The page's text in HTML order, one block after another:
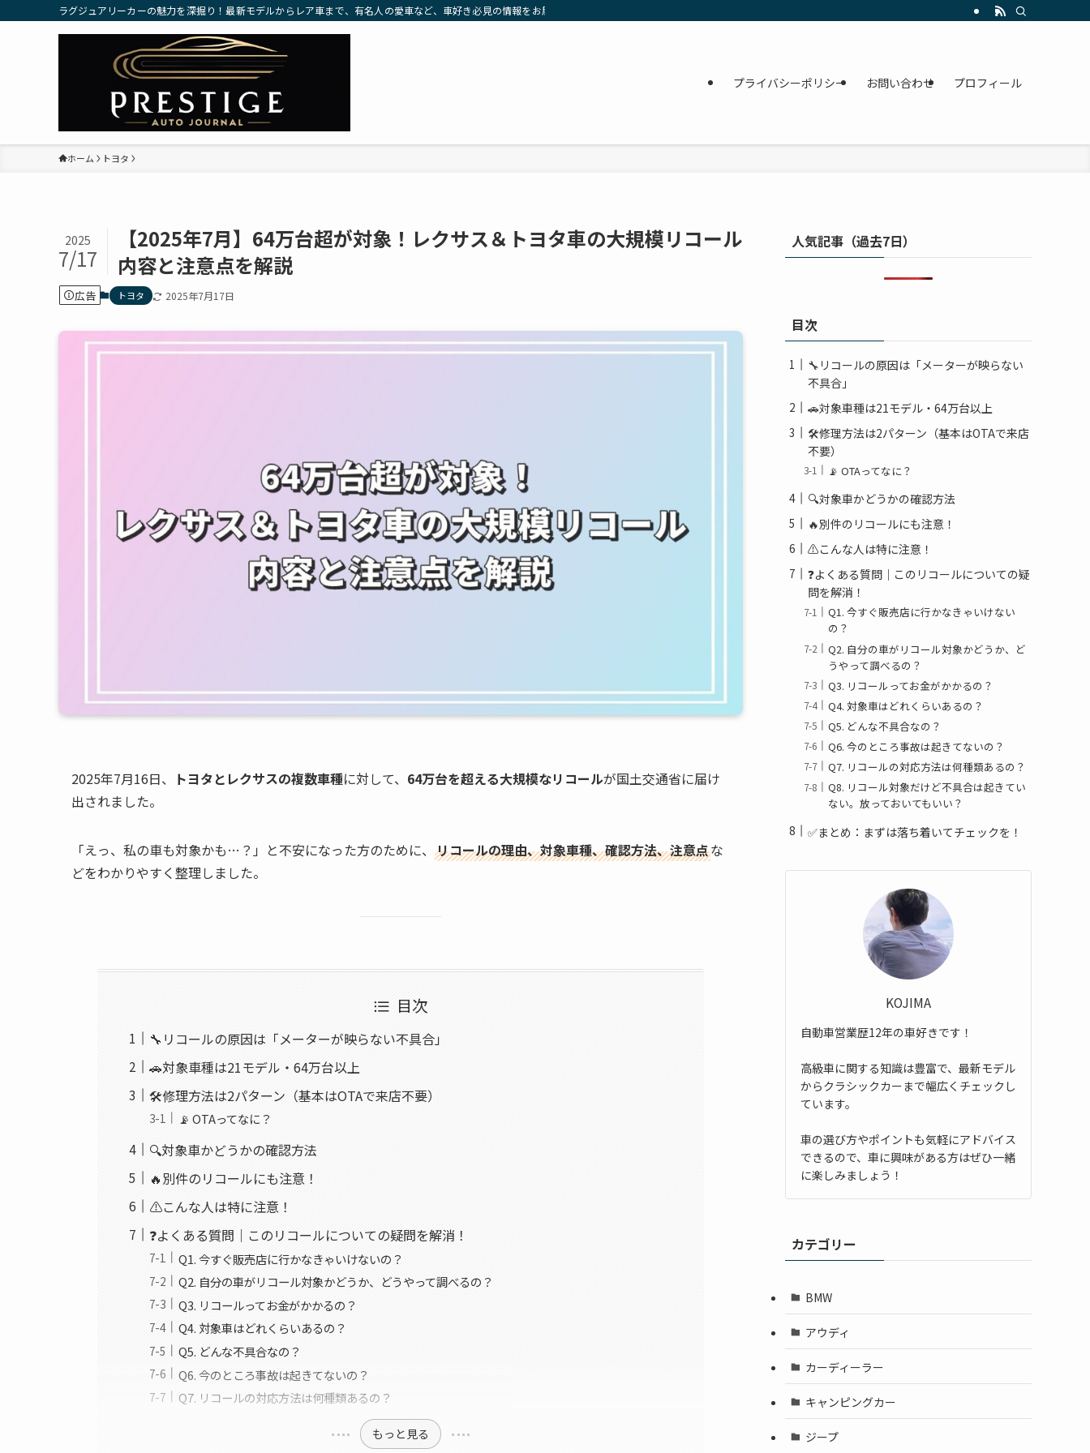
ラグジュアリーカーの魅力を深掘り！最新モデルからレア車まで、有名人の愛車など、車好き必見の情報をお届け」
プライバシーポリシー お問い合わせ プロフィール
ホーム トヨタ
【2025年7月】64万台超が対象！レクサス＆トヨタ車の大規模リコール
内容と注意点を解説
2025
7/17
広告 トヨタ 2025年7月17日
2025年7月16日、 トヨタとレクサスの複数車種に対して、 64万台を超える大規模なリコールが国土交通省に届け
出されました。
「えっ、私の車も対象かも…？」と不安になった方のために、 リコールの理由、対象車種、確認方法、注意点な
どをわかりやすく整理しました。
目次
🔧リコールの原因は「メーターが映らない不具合」
🚗対象車種は21モデル・64万台以上
🛠修理方法は2パターン（基本はOTAで来店不要）
📡 OTAってなに？
🔍対象車かどうかの確認方法
🔥別件のリコールにも注意！
⚠こんな人は特に注意！
❓よくある質問｜このリコールについての疑問を解消！
Q1. 今すぐ販売店に行かなきゃいけないの？
Q2. 自分の車がリコール対象かどうか、どうやって調べるの？
Q3. リコールってお金がかかるの？
Q4. 対象車はどれくらいあるの？
Q5. どんな不具合なの？
Q6. 今のところ事故は起きてないの？
Q7. リコールの対応方法は何種類あるの？
もっと見る
人気記事（過去7日）
目次
🔧リコールの原因は「メーターが映らない
不具合」
🚗対象車種は21モデル・64万台以上
🛠修理方法は2パターン（基本はOTAで来店
不要）
📡 OTAってなに？
🔍対象車かどうかの確認方法
🔥別件のリコールにも注意！
⚠こんな人は特に注意！
❓よくある質問｜このリコールについての疑
問を解消！
Q1. 今すぐ販売店に行かなきゃいけない
の？
Q2. 自分の車がリコール対象かどうか、ど
うやって調べるの？
Q3. リコールってお金がかかるの？
Q4. 対象車はどれくらいあるの？
Q5. どんな不具合なの？
Q6. 今のところ事故は起きてないの？
Q7. リコールの対応方法は何種類あるの？
Q8. リコール対象だけど不具合は起きてい
ない。放っておいてもいい？
✅まとめ：まずは落ち着いてチェックを！
KOJIMA
自動車営業歴12年の車好きです！
高級車に関する知識は豊富で、最新モデル
からクラシックカーまで幅広くチェックし
ています。
車の選び方やポイントも気軽にアドバイス
できるので、車に興味がある方はぜひ一緒
に楽しみましょう！
カテゴリー
BMW
アウディ
カーディーラー
キャンピングカー
ジープ